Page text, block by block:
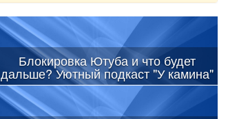
Блокировка Ютуба и что будет
дальше? Уютный подкаст "У камина"